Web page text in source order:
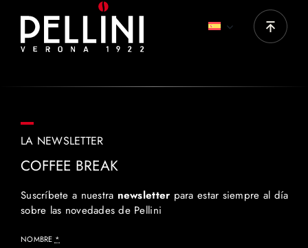
LA NEWSLETTER
COFFEE BREAK
Suscríbete a nuestra newsletter para estar siempre al día
sobre las novedades de Pellini
NOMBRE *